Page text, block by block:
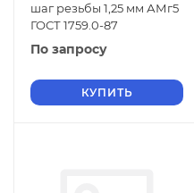
шаг резьбы 1,25 мм АМг5
ГОСТ 1759.0-87
По запросу
КУПИТЬ